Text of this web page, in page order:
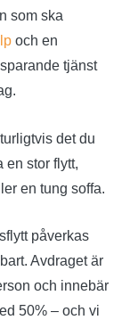
som ska
och en
tjänst
det du
en stor flytt,
en tung soffa.
påverkas
Avdraget är
och innebär
50% – och vi